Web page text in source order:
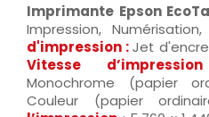
Imprimante Epson
Impression,
d'impression : Jet
Vitesse d’impression
Monochrome (papier
Couleur (papier